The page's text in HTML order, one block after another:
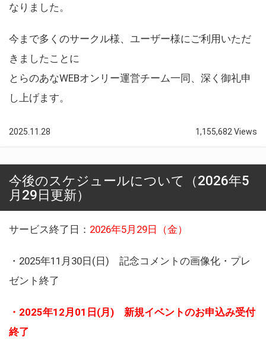
なりました。
今まで多くのサークル様、ユーザー様にご利用いただ
きましたことに
とらのあなWEBオンリー運営チーム一同、深く御礼申
し上げます。
2025.11.28 1,155,682 Views
今後のスケジュールについて（2026年5
月29日更新）
サービス終了日： 2026年5月29日（金）
・2025年11月30日(日) 記念コメントの画像化・プレ
ゼント終了
・2025年12月01日(月) 新規イベントのお申込み受付
終了